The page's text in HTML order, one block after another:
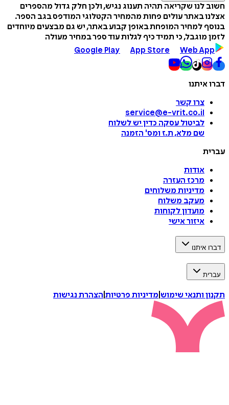
חשוב לנו שקריאה תהיה תענוג נגיש, ולכן חלק גדול מהספרים
אצלנו באתר עולים פחות מהמחיר הקטלוגי המודפס בגב הספר.
בנוסף למחיר המופחת באופן קבוע באתר, יש גם מבצעים מיוחדים
לזמן מוגבל, כי תמיד כיף לגלות עוד ספר במחיר מעולה
Google Play
App Store Web App
דברו איתנו
צרו קשר
service@e-vrit.co.il
לביטול עסקה כדין יש לשלוח
שם מלא, ת.ז ומס' הזמנה
עברית
אודות
מרכז העזרה
מדיניות משלוחים
מעקב משלוח
מועדון לקוחות
איזור אישי
דברו איתנו
עברית
תקנון ותנאי שימוש מדיניות פרטיות הצהרת נגישות